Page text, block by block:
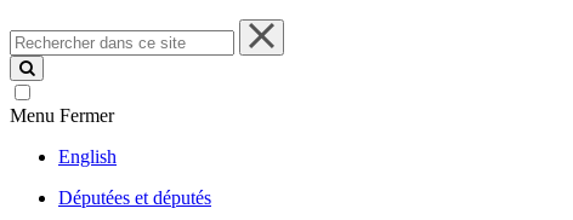
Rechercher
dans
ce
site
Menu Fermer
English
Députées et députés